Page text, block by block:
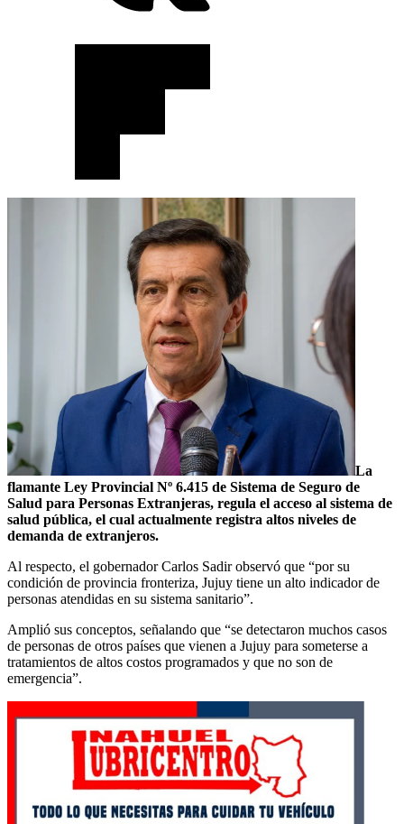
La
flamante Ley Provincial Nº 6.415 de Sistema de Seguro de
Salud para Personas Extranjeras, regula el acceso al sistema de
salud pública, el cual actualmente registra altos niveles de
demanda de extranjeros.
Al respecto, el gobernador Carlos Sadir observó que “por su
condición de provincia fronteriza, Jujuy tiene un alto indicador de
personas atendidas en su sistema sanitario”.
Amplió sus conceptos, señalando que “se detectaron muchos casos
de personas de otros países que vienen a Jujuy para someterse a
tratamientos de altos costos programados y que no son de
emergencia”.